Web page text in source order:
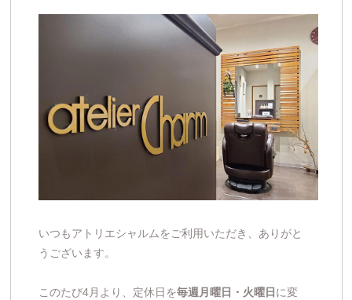
いつもアトリエシャルムをご利用いただき、ありがと
うございます。
このたび4月より、定休日を毎週月曜日・火曜日 に変